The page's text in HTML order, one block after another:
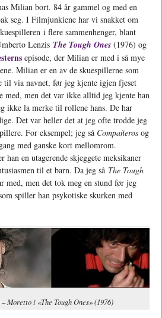
Milian bort. 84 år gammel og med en
seg. I Filmjunkiene har vi snakket om
i flere sammenhenger, blant
Lenzis The Tough Ones (1976) og
episode, der Milian er med i så mye
Milian er en av de skuespillerne som
til via navnet, før jeg kjente igjen fjeset
med, men det var ikke alltid jeg kjente han
ikke la merke til rollene hans. De har
Det var heller det at jeg ofte trodde jeg
For eksempel; jeg så Compañeros og
med ganske kort mellomrom.
han en utagerende skjeggete meksikaner
til et barn. Da jeg så The Tough
med, men det tok meg en stund før jeg
spiller han psykotiske skurken med
Moretto i «The Tough Ones» (1976)